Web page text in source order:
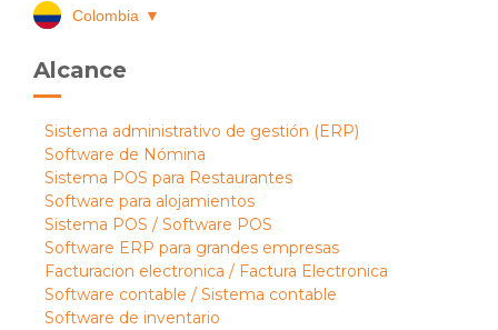
Colombia ▼
Alcance
Sistema administrativo de gestión (ERP)
Software de Nómina
Sistema POS para Restaurantes
Software para alojamientos
Sistema POS / Software POS
Software ERP para grandes empresas
Facturacion electronica / Factura Electronica
Software contable / Sistema contable
Software de inventario